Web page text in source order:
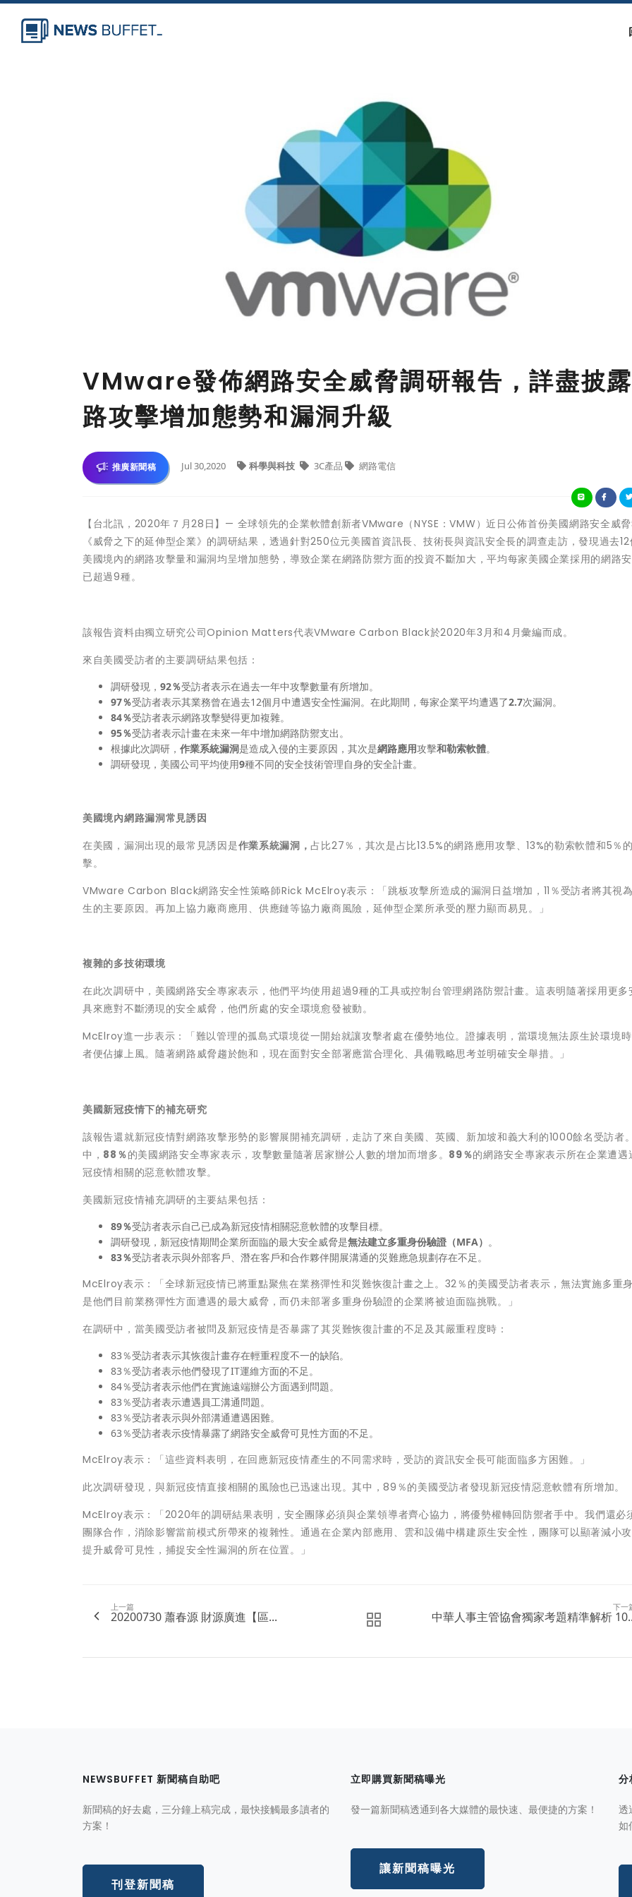
VMware發佈網路安全威脅調研報告，詳盡披
路攻擊增加態勢和漏洞升級
推廣新聞稿 Jul 30,2020 科學與科技 3C產品 網路電信
【台北訊，2020年７月28日】— 全球領先的企業軟體創新者VMware（NYSE：VMW）近日公佈首份美國網路安全威
《威脅之下的延伸型企業》的調研結果，透過針對250位元美國首資訊長、技術長與資訊安全長的調查走訪，發現過去12
美國境內的網路攻擊量和漏洞均呈增加態勢，導致企業在網路防禦方面的投資不斷加大，平均每家美國企業採用的網路
已超過9種。
該報告資料由獨立研究公司Opinion Matters代表VMware Carbon Black於2020年3月和4月彙編而成。
來自美國受訪者的主要調研結果包括：
調研發現， 92％受訪者表示在過去一年中攻擊數量有所增加。
97％受訪者表示其業務曾在過去12個月中遭遇安全性漏洞。在此期間，每家企業平均遭遇了2.7次漏洞。
84％受訪者表示網路攻擊變得更加複雜。
95％受訪者表示計畫在未來一年中增加網路防禦支出。
根據此次調研， 作業系統漏洞是造成入侵的主要原因，其次是網路應用攻擊和勒索軟體。
調研發現，美國公司平均使用9種不同的安全技術管理自身的安全計畫。
美國境內網路漏洞常見誘因
在美國，漏洞出現的最常見誘因是作業系統漏洞，占比27％，其次是占比13.5%的網路應用攻擊、13%的勒索軟體和5％
擊。
VMware Carbon Black網路安全性策略師Rick McElroy表示：「跳板攻擊所造成的漏洞日益增加，11％受訪者將其視
生的主要原因。再加上協力廠商應用、供應鏈等協力廠商風險，延伸型企業所承受的壓力顯而易見。」
複雜的多技術環境
在此次調研中，美國網路安全專家表示，他們平均使用超過9種的工具或控制台管理網路防禦計畫。這表明隨著採用更多
具來應對不斷湧現的安全威脅，他們所處的安全環境愈發被動。
McElroy進一步表示：「難以管理的孤島式環境從一開始就讓攻擊者處在優勢地位。證據表明，當環境無法原生於環境
者便佔據上風。隨著網路威脅趨於飽和，現在面對安全部署應當合理化、具備戰略思考並明確安全舉措。」
美國新冠疫情下的補充研究
該報告還就新冠疫情對網路攻擊形勢的影響展開補充調研，走訪了來自美國、英國、新加坡和義大利的1000餘名受訪者
中， 88％的美國網路安全專家表示，攻擊數量隨著居家辦公人數的增加而增多。 89％的網路安全專家表示所在企業遭遇
冠疫情相關的惡意軟體攻擊。
美國新冠疫情補充調研的主要結果包括：
89％受訪者表示自己已成為新冠疫情相關惡意軟體的攻擊目標。
調研發現，新冠疫情期間企業所面臨的最大安全威脅是無法建立多重身份驗證（MFA） 。
83％受訪者表示與外部客戶、潛在客戶和合作夥伴開展溝通的災難應急規劃存在不足。
McElroy表示：「全球新冠疫情已將重點聚焦在業務彈性和災難恢復計畫之上。32％的美國受訪者表示，無法實施多重
是他們目前業務彈性方面遭遇的最大威脅，而仍未部署多重身份驗證的企業將被迫面臨挑戰。」
在調研中，當美國受訪者被問及新冠疫情是否暴露了其災難恢復計畫的不足及其嚴重程度時：
83％受訪者表示其恢復計畫存在輕重程度不一的缺陷。
83％受訪者表示他們發現了IT運維方面的不足。
84％受訪者表示他們在實施遠端辦公方面遇到問題。
83％受訪者表示遭遇員工溝通問題。
83％受訪者表示與外部溝通遭遇困難。
63％受訪者表示疫情暴露了網路安全威脅可見性方面的不足。
McElroy表示：「這些資料表明，在回應新冠疫情產生的不同需求時，受訪的資訊安全長可能面臨多方困難。」
此次調研發現，與新冠疫情直接相關的風險也已迅速出現。其中，89％的美國受訪者發現新冠疫情惡意軟體有所增加。
McElroy表示：「2020年的調研結果表明，安全團隊必須與企業領導者齊心協力，將優勢權轉回防禦者手中。我們還必
團隊合作，消除影響當前模式所帶來的複雜性。通過在企業內部應用、雲和設備中構建原生安全性，團隊可以顯著減小攻
提升威脅可見性，捕捉安全性漏洞的所在位置。」
上一篇
20200730 蕭春源 財源廣進【區...
下一
中華人事主管協會獨家考題精準解析
NEWSBUFFET 新聞稿自助吧
新聞稿的好去處，三分鐘上稿完成，最快接觸最多讀者的
方案！
刊登新聞稿
立即購買新聞稿曝光
發一篇新聞稿透通到各大媒體的最快速、最便捷的方案！
讓新聞稿曝光
分
透
如